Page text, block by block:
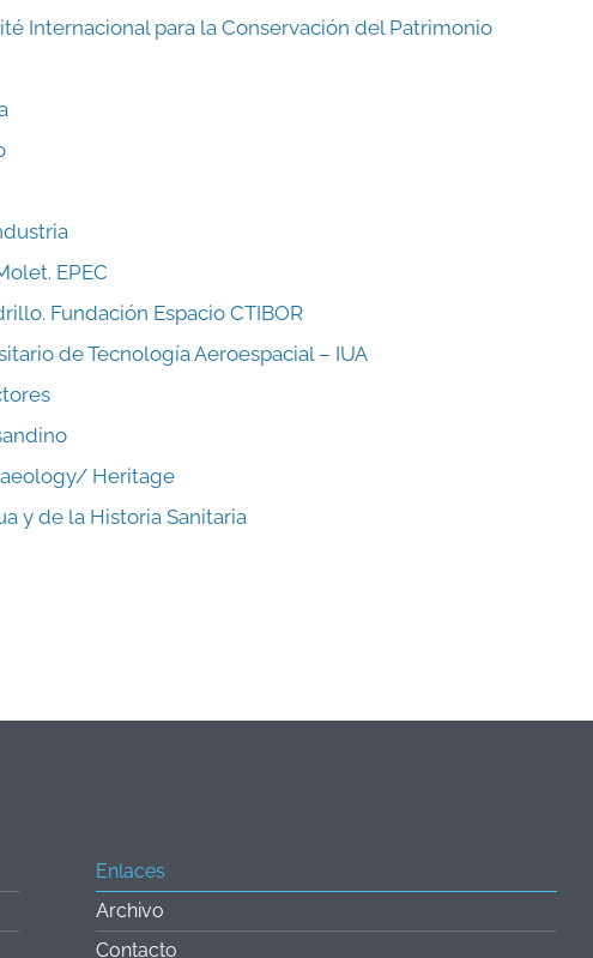
Internacional para la Conservación del Patrimonio
EPEC
Fundación Espacio CTIBOR
de Tecnología Aeroespacial – IUA
Heritage
y de la Historia Sanitaria
Enlaces
Archivo
Contacto